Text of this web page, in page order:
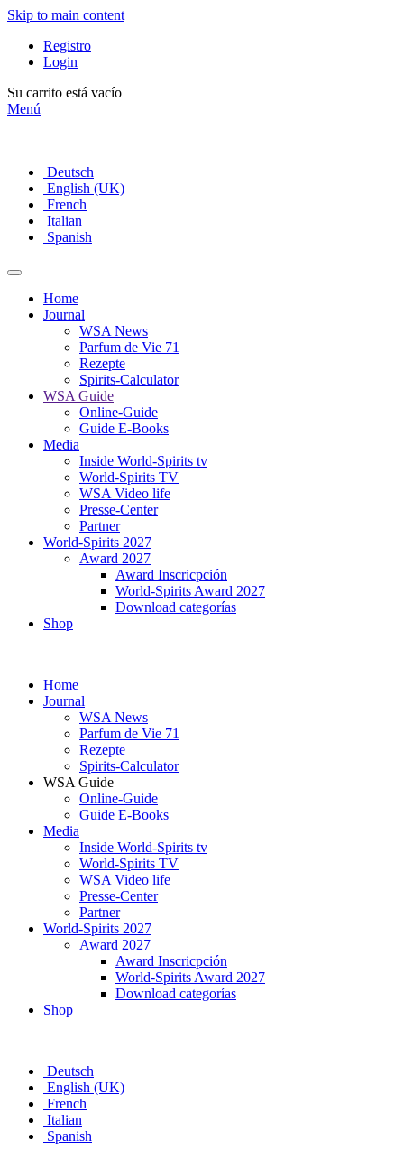
Skip to main content
Registro
Login
Su carrito está vacío
Menú
Deutsch
English (UK)
French
Italian
Spanish
Home
Journal
WSA News
Parfum de Vie 71
Rezepte
Spirits-Calculator
WSA Guide
Online-Guide
Guide E-Books
Media
Inside World-Spirits tv
World-Spirits TV
WSA Video life
Presse-Center
Partner
World-Spirits 2027
Award 2027
Award Inscricpción
World-Spirits Award 2027
Download categorías
Shop
Home
Journal
WSA News
Parfum de Vie 71
Rezepte
Spirits-Calculator
WSA Guide
Online-Guide
Guide E-Books
Media
Inside World-Spirits tv
World-Spirits TV
WSA Video life
Presse-Center
Partner
World-Spirits 2027
Award 2027
Award Inscricpción
World-Spirits Award 2027
Download categorías
Shop
Deutsch
English (UK)
French
Italian
Spanish